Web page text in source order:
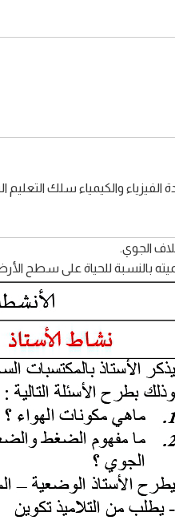
الفيزياء والكيمياء سلك التعليم
الجوي.
بالنسبة للحياة على سطح